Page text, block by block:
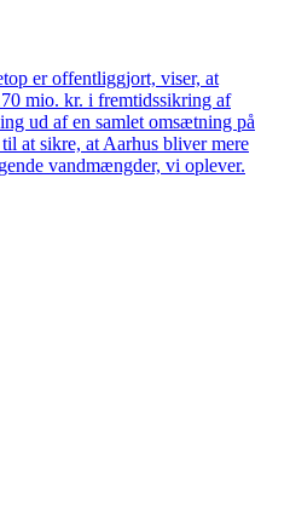
er offentliggjort, viser, at
mio. kr. i fremtidssikring af
ud af en samlet omsætning på
at sikre, at Aarhus bliver mere
vandmængder, vi oplever.